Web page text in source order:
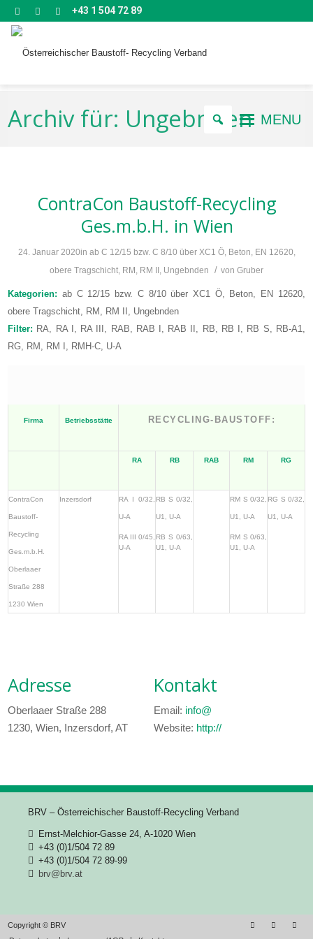
+43 1 504 72 89
MENU
Archiv für: Ungebnden
ContraCon Baustoff-Recycling
Ges.m.b.H. in Wien
24. Januar 2020in ab C 12/15 bzw. C 8/10 über XC1 Ö, Beton, EN 12620,
obere Tragschicht, RM , RM II , Ungebnden / von Gruber
Kategorien: ab C 12/15 bzw. C 8/10 über XC1 Ö, Beton, EN 12620,
obere Tragschicht, RM, RM II, Ungebnden
Filter: RA, RA I, RA III, RAB, RAB I, RAB II, RB, RB I, RB S, RB-A1,
RG, RM, RM I, RMH-C, U-A
Firma Betriebsstätte RECYCLING-BAUSTOFF:
RA RB RAB RM RG
ContraCon
Baustoff-
Recycling
Ges.m.b.H.
Oberlaaer
Straße 288
1230 Wien
Inzersdorf RA I 0/32,
U-A
RA III 0/45,
U-A
RB S 0/32,
U1, U-A
RB S 0/63,
U1, U-A
RM S 0/32,
U1, U-A
RM S 0/63,
U1, U-A
RG S 0/32,
U1, U-A
Adresse
Oberlaaer Straße 288
1230, Wien, Inzersdorf, AT
Kontakt
Email: info@
Website: http://
BRV – Österreichischer Baustoff-Recycling Verband
Ernst-Melchior-Gasse 24, A-1020 Wien
+43 (0)1/504 72 89
+43 (0)1/504 72 89-99
brv@brv.at
Copyright © BRV